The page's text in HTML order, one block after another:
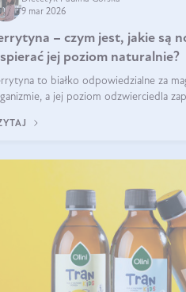
9 mar 2026
– czym jest, jakie są
jej poziom naturalnie?
to białko odpowiedzialne za
a jej poziom odzwierciedla
daje objawy, które mogą